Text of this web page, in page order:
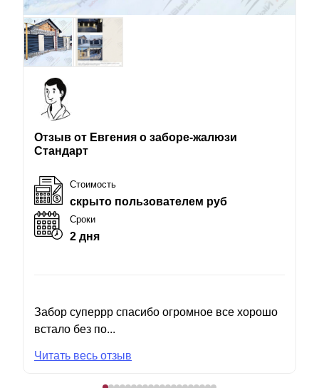
Отзыв от Евгения о заборе-жалюзи
Стандарт
Стоимость
скрыто пользователем руб
Сроки
2 дня
Забор суперрр спасибо огромное все хорошо
встало без по...
Читать весь отзыв